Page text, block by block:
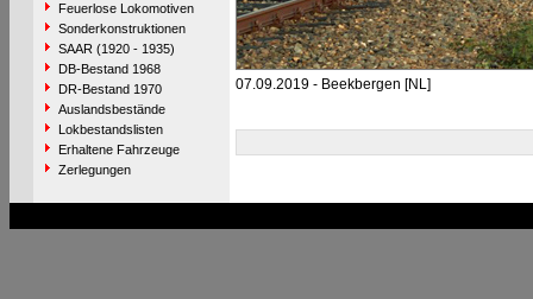
Feuerlose Lokomotiven
Sonderkonstruktionen
SAAR (1920 - 1935)
DB-Bestand 1968
DR-Bestand 1970
Auslandsbestände
Lokbestandslisten
Erhaltene Fahrzeuge
Zerlegungen
07.09.2019 - Beekbergen [NL]